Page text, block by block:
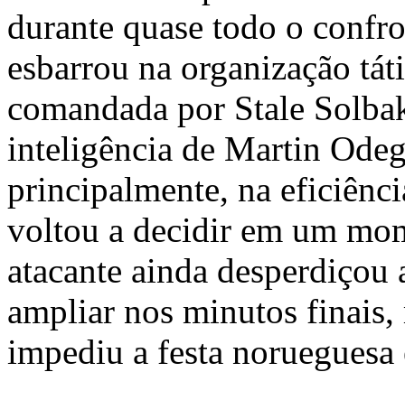
durante quase todo o
esbarrou na organização
comandada por Stale
inteligência de Martin
principalmente, na
voltou a decidir em um
atacante ainda desperdiçou
ampliar nos minutos finais,
impediu a festa